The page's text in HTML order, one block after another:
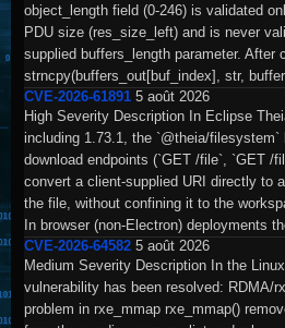
object_length field (0-246) is validated
PDU size (res_size_left) and is never
supplied buffers_length parameter. After
strncpy(buffers_out[buf_index], str,
CVE-2026-61891 5 août 2026
High Severity Description In Eclipse
including 1.73.1, the `@theia/
download endpoints (`GET /file`, `GET /
convert a client-supplied URI directly to
the file, without confining it to the
In browser (non-Electron) deployments
CVE-2026-64582 5 août 2026
Medium Severity Description In the
vulnerability has been resolved: RDMA/
problem in rxe_mmap rxe_mmap()